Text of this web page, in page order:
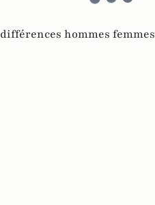
différences hommes femmes